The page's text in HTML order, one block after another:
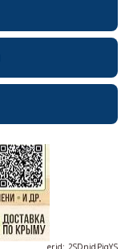
erid: 2SDnjcrDNw6